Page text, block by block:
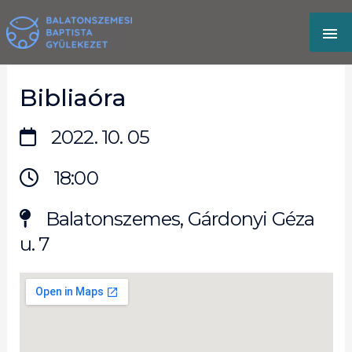
to
content
Bibliaóra
2022. 10. 05
18:00
Balatonszemes, Gárdonyi Géza
u. 7